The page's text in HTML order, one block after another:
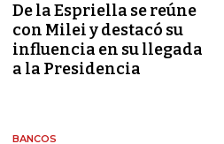
De la Espriella se reúne
con Milei y destacó su
influencia en su llegada
a la Presidencia
BANCOS